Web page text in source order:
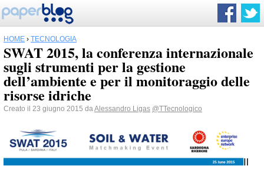
HOME › TECNOLOGIA
SWAT 2015, la conferenza internazionale
sugli strumenti per la gestione
dell’ambiente e per il monitoraggio delle
risorse idriche
Creato il 23 giugno 2015 daAlessandro Ligas @TTecnologico
Il